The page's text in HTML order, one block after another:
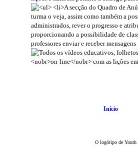
Início
O logótipo de Youth